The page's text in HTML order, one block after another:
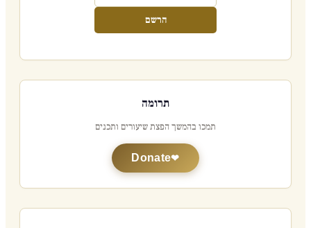
הרשם
תרומה
תמכו בהמשך הפצת שיעורים ותכנים
Donate